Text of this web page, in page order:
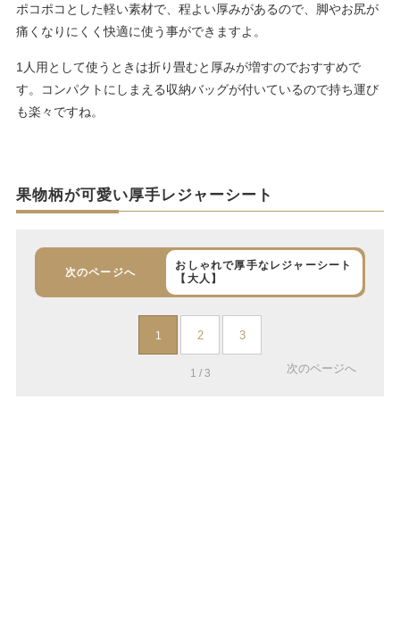
ポコポコとした軽い素材で、程よい厚みがあるので、脚やお尻が
痛くなりにくく快適に使う事ができますよ。
1人用として使うときは折り畳むと厚みが増すのでおすすめで
す。コンパクトにしまえる収納バッグが付いているので持ち運び
も楽々ですね。
果物柄が可愛い厚手レジャーシート
次のページへ
おしゃれで厚手なレジャーシート
【大人】
1 2 3
1 / 3 次のページへ